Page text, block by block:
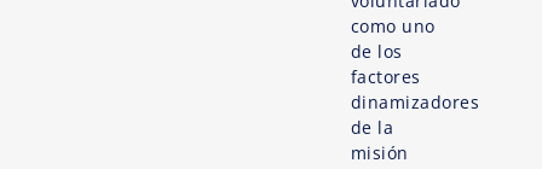
como uno
de los
factores
dinamizadores
de la
misión